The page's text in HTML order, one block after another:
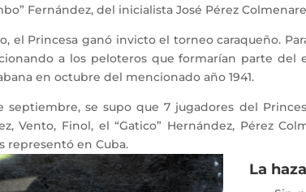
Fernández, del inicialista José Pérez
Princesa ganó invicto el torneo caraqueño.
a los peloteros que formarían parte
en octubre del mencionado año 1941.
se supo que 7 jugadores del
Vento, Finol, el “Gatico” Hernández, Pérez
representó en Cuba.
La